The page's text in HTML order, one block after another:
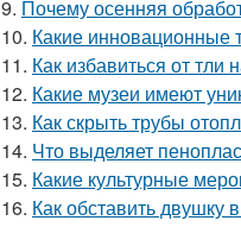
9. Почему осенняя
10. Какие инновационные
11. Как избавиться от
12. Какие музеи имеют
13. Как скрыть трубы
14. Что выделяет
15. Какие культурные
16. Как обставить